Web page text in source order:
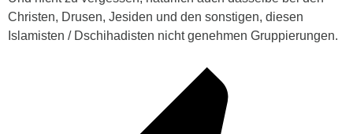
Christen, Drusen, Jesiden und den sonstigen, diesen
Islamisten / Dschihadisten nicht genehmen Gruppierungen.